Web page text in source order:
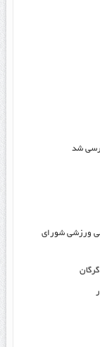
شد
ورزشی شورای